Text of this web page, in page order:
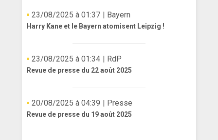
ANGLETERRE
ALLEMAGNE
23/08/2025 à 01:37 | Bayern
Harry Kane et le Bayern atomisent Leipzig !
23/08/2025 à 01:34 | RdP
Revue de presse du 22 août 2025
20/08/2025 à 04:39 | Presse
Revue de presse du 19 août 2025